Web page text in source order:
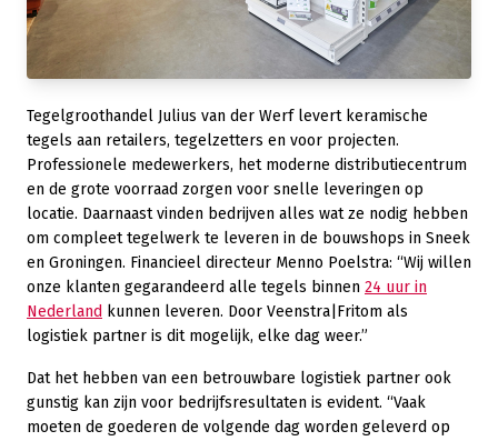
Tegelgroothandel Julius van der Werf levert keramische
tegels aan retailers, tegelzetters en voor projecten.
Professionele medewerkers, het moderne distributiecentrum
en de grote voorraad zorgen voor snelle leveringen op
locatie. Daarnaast vinden bedrijven alles wat ze nodig hebben
om compleet tegelwerk te leveren in de bouwshops in Sneek
en Groningen. Financieel directeur Menno Poelstra: “Wij willen
onze klanten gegarandeerd alle tegels binnen 24 uur in
Nederland kunnen leveren. Door Veenstra|Fritom als
logistiek partner is dit mogelijk, elke dag weer.”
Dat het hebben van een betrouwbare logistiek partner ook
gunstig kan zijn voor bedrijfsresultaten is evident. “Vaak
moeten de goederen de volgende dag worden geleverd op